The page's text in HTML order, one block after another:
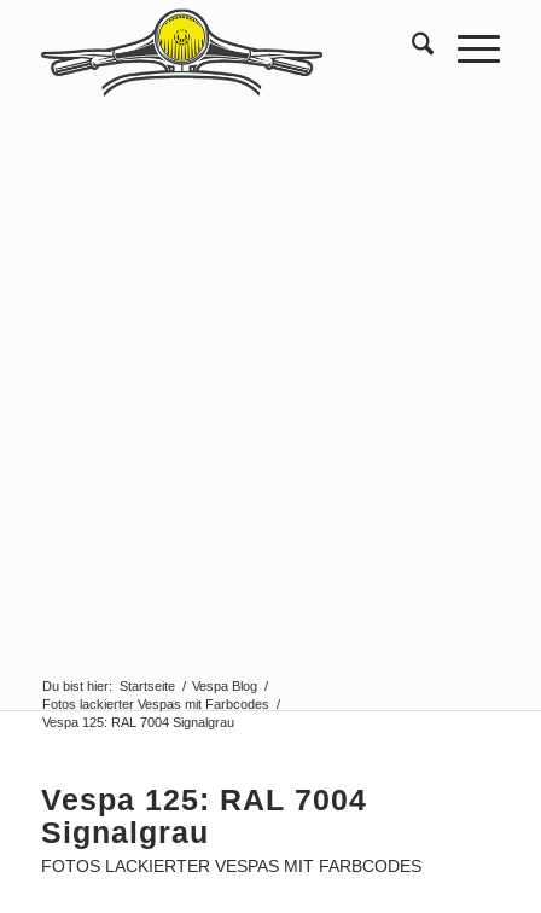
Du bist hier: Startseite / Vespa Blog /
Fotos lackierter Vespas mit Farbcodes /
Vespa 125: RAL 7004 Signalgrau
Vespa 125: RAL 7004
Signalgrau
FOTOS LACKIERTER VESPAS MIT FARBCODES